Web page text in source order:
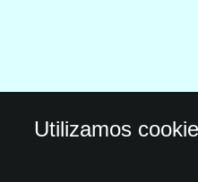
Utilizamos